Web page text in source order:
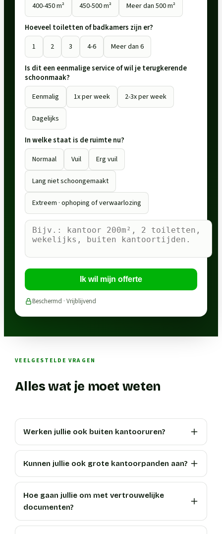
400-450 m² 450-500 m² Meer dan 500 m²
Hoeveel toiletten of badkamers zijn er?
1 2 3 4-6 Meer dan 6
Is dit een eenmalige service of wil je terugkerende
schoonmaak?
Eenmalig 1x per week 2-3x per week
Dagelijks
In welke staat is de ruimte nu?
Normaal Vuil Erg vuil
Lang niet schoongemaakt
Extreem · ophoping of verwaarlozing
Ik wil mijn offerte
Beschermd · Vrijblijvend
VEELGESTELDE VRAGEN
Alles wat je moet weten
Werken jullie ook buiten kantooruren?
Kunnen jullie ook grote kantoorpanden aan?
Hoe gaan jullie om met vertrouwelijke
documenten?